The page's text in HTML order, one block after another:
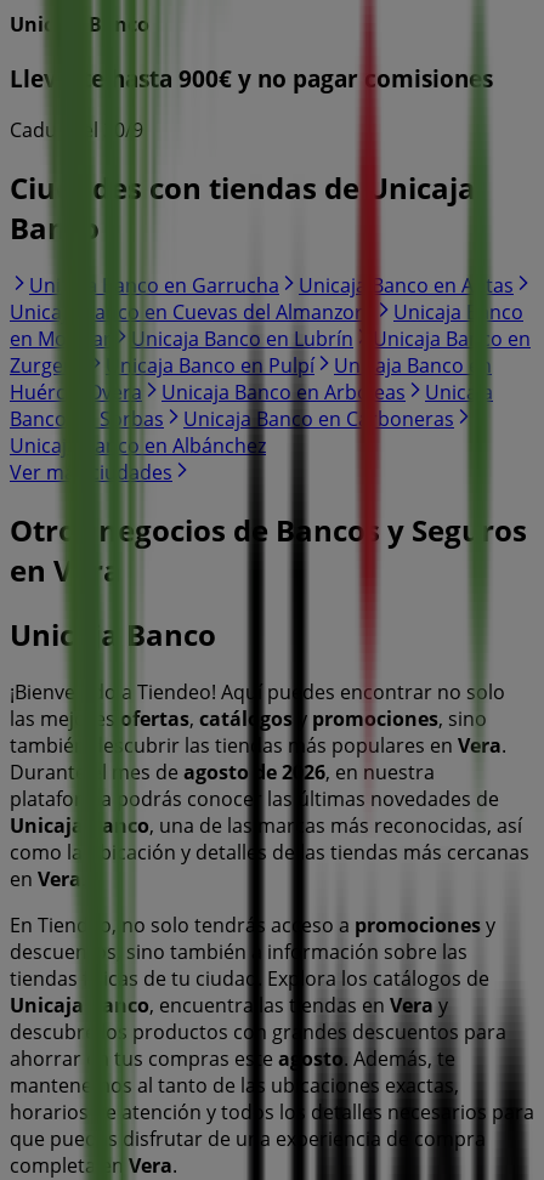
Unicaja Banco
Llevarte hasta 900€ y no pagar comisiones
Caduca el 30/9
Ciudades con tiendas de Unicaja
Banco
Unicaja Banco en Garrucha
Unicaja Banco en Antas
Unicaja Banco en Cuevas del Almanzora
Unicaja Banco
en Mojácar
Unicaja Banco en Lubrín
Unicaja Banco en
Zurgena
Unicaja Banco en Pulpí
Unicaja Banco en
Huércal-Overa
Unicaja Banco en Arboleas
Unicaja
Banco en Sorbas
Unicaja Banco en Carboneras
Unicaja Banco en Albánchez
Ver más ciudades
Otros negocios de Bancos y Seguros
en Vera
Unicaja Banco
¡Bienvenido a Tiendeo! Aquí puedes encontrar no solo
las mejores ofertas, catálogos y promociones, sino
también descubrir las tiendas más populares en Vera.
Durante el mes de agosto de 2026, en nuestra
plataforma podrás conocer las últimas novedades de
Unicaja Banco, una de las marcas más reconocidas, así
como la ubicación y detalles de las tiendas más cercanas
en Vera
En Tiendeo, no solo tendrás acceso a promocionesy
descuentos, sino también a información sobre las
tiendas físicas de tu ciudad. Explora los catálogos de
Unicaja Banco, encuentra las tiendas en Vera y
descubre los productos con grandes descuentos para
ahorrar en tus compras este agosto. Además, te
mantenemos al tanto de las ubicaciones exactas,
horarios de atención y todos los detalles necesarios para
que puedas disfrutar de una experiencia de compra
completa en Vera.